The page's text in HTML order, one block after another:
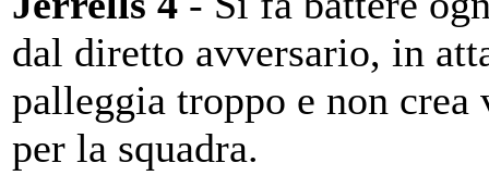
dal diretto avversario, in
palleggia troppo e non crea
per la squadra.